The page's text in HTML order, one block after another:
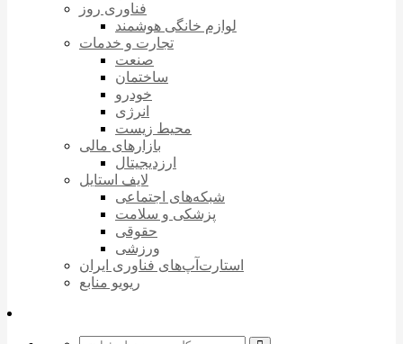
فناوری روز
لوازم خانگی هوشمند
تجارت و خدمات
صنعت
ساختمان
خودرو
انرژی
محیط زیست
بازارهای مالی
ارزدیجیتال
لایف استایل
شبکه‌های اجتماعی
پزشکی و سلامت
حقوقی
ورزشی
استارت‌آپ‌های فناوری ایران
ریویو منابع